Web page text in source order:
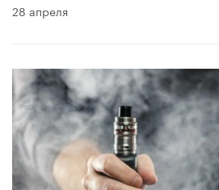
28 апреля